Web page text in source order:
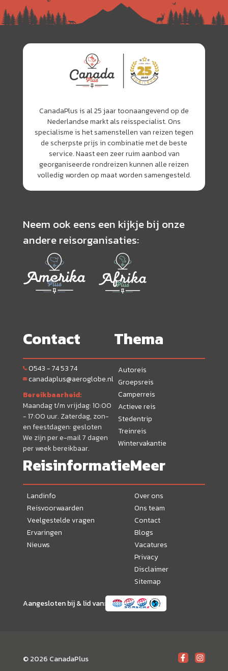
CanadaPlus is al 25 jaar toonaangevend op de
Nederlandse markt als reisspecialist. Ons
specialisme is het samenstellen van reizen tegen
de scherpste prijs in combinatie met de beste
service. Naast een zeer ruim aanbod van
georganiseerde rondreizen kunnen alle reizen
volledig worden op maat worden samengesteld.
Neem ook eens een kijkje bij onze
andere reisorganisaties:
Contact
0543 - 74 53 74
canadaplus@aeroglobe.nl
Bereikbaarheid:
Maandag t/m vrijdag: 10:00
- 17:00 uur. Zaterdag, zon-
en feestdagen: gesloten
We zijn per e-mail 7 dagen
per week bereikbaar.
Thema
Autoreis
Groepsreis
Camperreis
Actieve reis
Stedentrip
Treinreis
Wintervakantie
Reisinformatie
Landinfo
Reisvoorwaarden
Veelgestelde vragen
Ervaringen
Nieuws
Meer
Over ons
Ons team
Contact
Blogs
Vacatures
Privacy
Disclaimer
Sitemap
Aangesloten bij & lid van:
© 2026 CanadaPlus